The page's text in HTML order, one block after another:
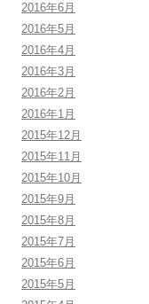
2016年6月
2016年5月
2016年4月
2016年3月
2016年2月
2016年1月
2015年12月
2015年11月
2015年10月
2015年9月
2015年8月
2015年7月
2015年6月
2015年5月